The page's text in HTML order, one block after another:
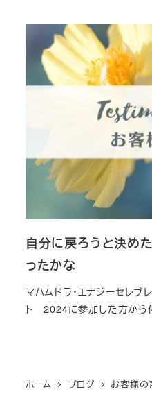
自分に戻ろうと決め
ったかな
マハムドラ・エナジーセレブ
ト 2024に参加した方か
ホーム ブログ お客様の